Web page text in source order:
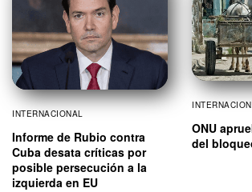
INTERNACIONAL
Informe de Rubio contra
Cuba desata críticas por
posible persecución a la
izquierda en EU
ONU
del